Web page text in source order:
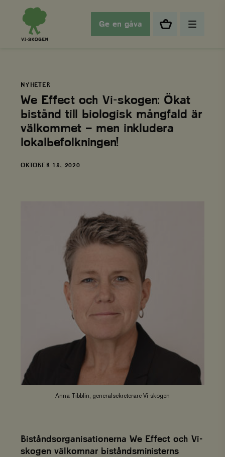
Ge en gåva
NYHETER
We Effect och Vi-skogen: Ökat
bistånd till biologisk mångfald är
välkommet – men inkludera
lokalbefolkningen!
DATUM
OKTOBER 19, 2020
Anna Tibblin, generalsekreterare Vi-skogen
Biståndsorganisationerna We Effect och Vi-
skogen välkomnar biståndsministerns